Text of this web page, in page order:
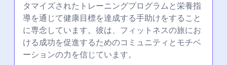
タマイズされたトレーニングプログラムと栄養指
導を通じて健康目標を達成する手助けをすること
に専念しています。彼は、フィットネスの旅にお
ける成功を促進するためのコミュニティとモチベ
ーションの力を信じています。